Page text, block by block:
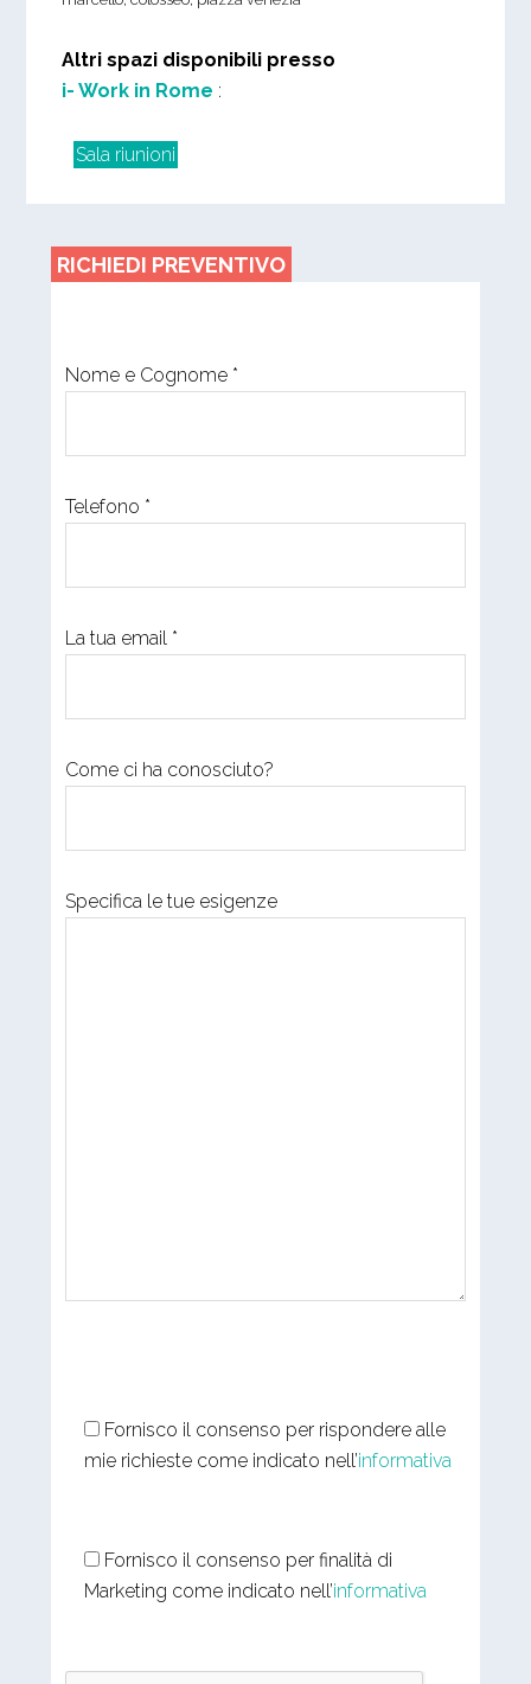
Altri spazi disponibili presso
i- Work in Rome :
Sala riunioni
RICHIEDI PREVENTIVO
Nome e Cognome *
Telefono *
La tua email *
Come ci ha conosciuto?
Specifica le tue esigenze
Fornisco il consenso per rispondere alle
mie richieste come indicato nell’informativa
Fornisco il consenso per finalità di
Marketing come indicato nell’informativa